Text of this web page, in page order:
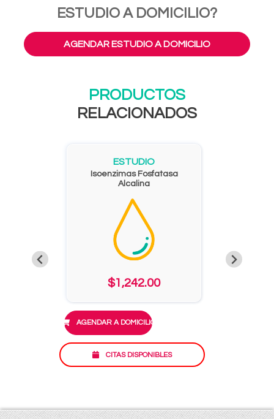
ESTUDIO A DOMICILIO?
AGENDAR ESTUDIO A DOMICILIO
PRODUCTOS
RELACIONADOS
ESTUDIO
Isoenzimas Fosfatasa
Alcalina
$1,242.00
AGENDAR A DOMICILIO
CITAS DISPONIBLES